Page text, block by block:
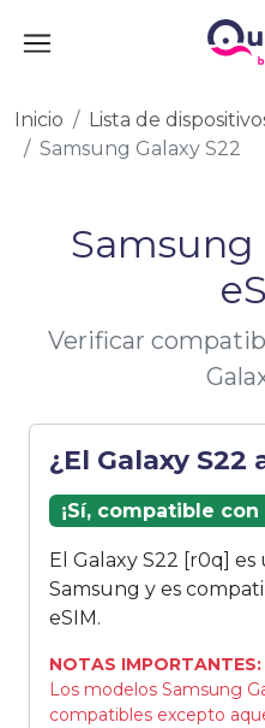
Inicio
Lista de
Samsung Galaxy S22
Samsung
Verificar
¿El Galaxy S22
¡Sí, compatible con
El Galaxy S22 [r0q]
Samsung y es
eSIM.
NOTAS IMPORTANTES:
Los modelos Samsung
compatibles excepto